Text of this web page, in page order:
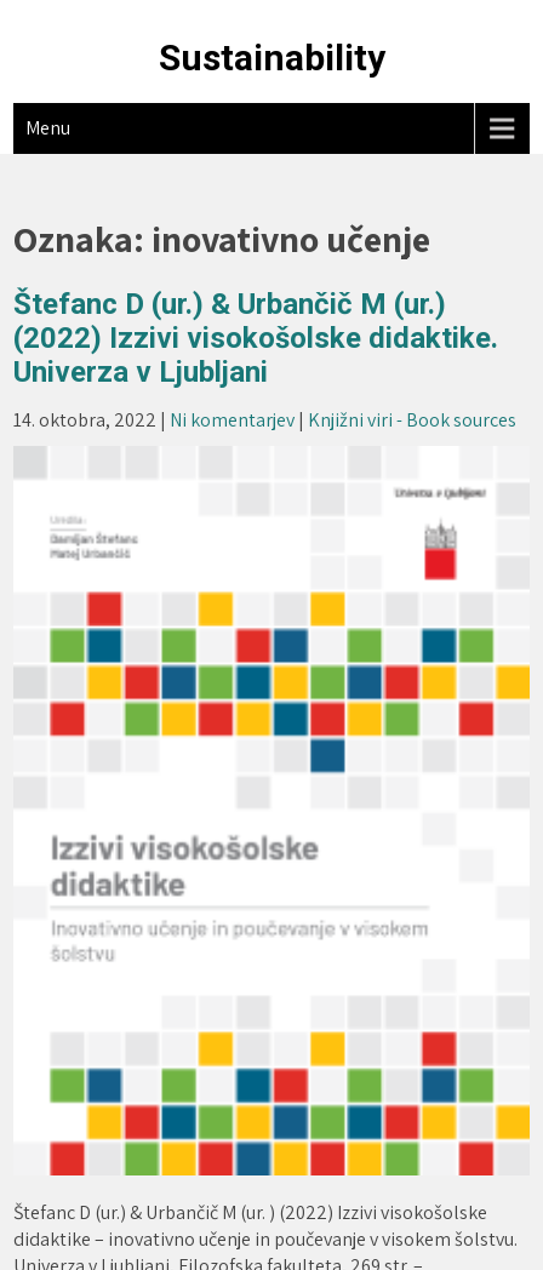
Sustainability
Menu
Oznaka: inovativno učenje
Štefanc D (ur.) & Urbančič M (ur.)
(2022) Izzivi visokošolske didaktike.
Univerza v Ljubljani
14. oktobra, 2022 | Ni komentarjev| Knjižni viri - Book sources
Štefanc D (ur.) & Urbančič M (ur. ) (2022) Izzivi visokošolske
didaktike – inovativno učenje in poučevanje v visokem šolstvu.